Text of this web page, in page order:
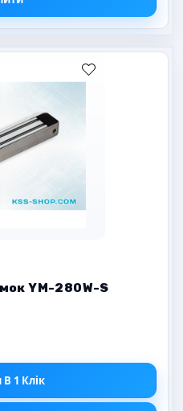
YM-280W-S
1 Клік